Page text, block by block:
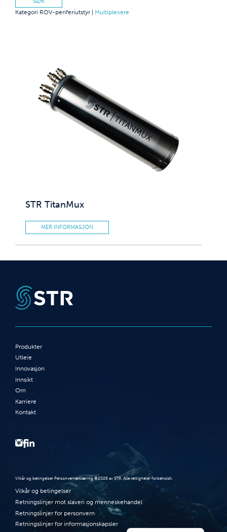
Kategori ROV-periferiutstyr Multiplexere
STR TitanMux
MER INFORMASJON
Produkter
Utleie
Innovasjon
Innsikt
Om
Karriere
Kontakt
Vilkår og betingelser Personvernerklæring ©2026 av STR. Alle rettigheter forbeholdt.
Vilkår og betingelser
Retningslinjer mot slaveri og menneskehandel
Retningslinjer for personvern
Retningslinjer for informasjonskapsler
English (UK)